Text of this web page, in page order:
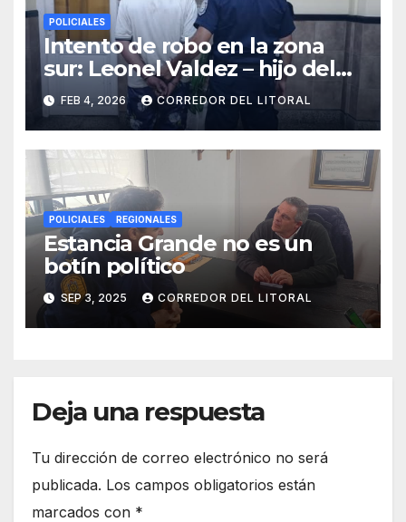
POLICIALES
Intento de robo en la zona
sur: Leonel Valdez – hijo del
seudo periodista Jorge
Valdez – por el delito de
tentativa de robo
FEB 4, 2026 CORREDOR DEL LITORAL
POLICIALES REGIONALES
Estancia Grande no es un
botín político
SEP 3, 2025 CORREDOR DEL LITORAL
Deja una respuesta
Tu dirección de correo electrónico no será
publicada. Los campos obligatorios están
marcados con *